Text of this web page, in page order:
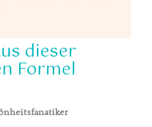
dieser
Formel